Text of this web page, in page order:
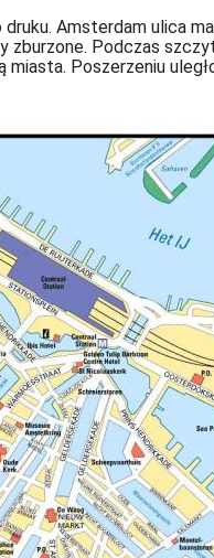
Amsterdam ulica
Podczas
Poszerzeniu